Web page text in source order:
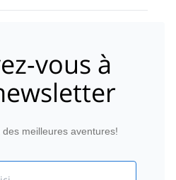
vous à
meilleures aventures!